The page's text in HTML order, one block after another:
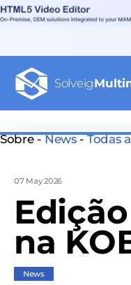
Solveig
Sobre -News-Todas
07 May 2026
na
News